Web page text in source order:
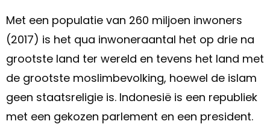
Met een populatie van 260 miljoen inwoners
(2017) is het qua inwoneraantal het op drie na
grootste land ter wereld en tevens het land met
de grootste moslimbevolking, hoewel de islam
geen staatsreligie is. Indonesië is een republiek
met een gekozen parlement en een president.